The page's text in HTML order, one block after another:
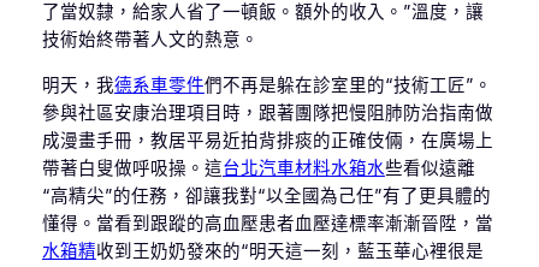
了當奴隸，給家人省了一頓飯。額外的收入。”溫度，讓
技術始終帶著人文的熱意。
明天，我德系車零件們不再是躲在診室里的“技術工匠”。
參與社區安康治理項目時，跟著團隊把慢阻肺防治指南做
成漫畫手冊，教居平易近拍背排痰的正確伎倆，在廣場上
帶著白叟做呼吸操。這台北汽車材料水箱水些看似遠離
“高精尖”的任務，卻讓我對“以全國為己任”有了更具體的
懂得。當看到跟蹤的高血壓患者血壓達標率漸漸晉陞，當
水箱精收到王奶奶發來的“明天這一刻，藍玉華心裡很是